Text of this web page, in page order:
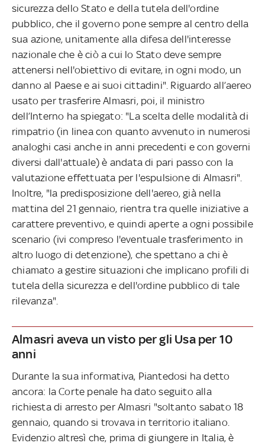
sicurezza dello Stato e della tutela dell'ordine
pubblico, che il governo pone sempre al centro della
sua azione, unitamente alla difesa dell'interesse
nazionale che è ciò a cui lo Stato deve sempre
attenersi nell'obiettivo di evitare, in ogni modo, un
danno al Paese e ai suoi cittadini". Riguardo all’aereo
usato per trasferire Almasri, poi, il ministro
dell’Interno ha spiegato: "La scelta delle modalità di
rimpatrio (in linea con quanto avvenuto in numerosi
analoghi casi anche in anni precedenti e con governi
diversi dall'attuale) è andata di pari passo con la
valutazione effettuata per l'espulsione di Almasri".
Inoltre, "la predisposizione dell'aereo, già nella
mattina del 21 gennaio, rientra tra quelle iniziative a
carattere preventivo, e quindi aperte a ogni possibile
scenario (ivi compreso l'eventuale trasferimento in
altro luogo di detenzione), che spettano a chi è
chiamato a gestire situazioni che implicano profili di
tutela della sicurezza e dell'ordine pubblico di tale
rilevanza".
Almasri aveva un visto per gli Usa per 10
anni
Durante la sua informativa, Piantedosi ha detto
ancora: la Corte penale ha dato seguito alla
richiesta di arresto per Almasri "soltanto sabato 18
gennaio, quando si trovava in territorio italiano.
Evidenzio altresì che, prima di giungere in Italia, è